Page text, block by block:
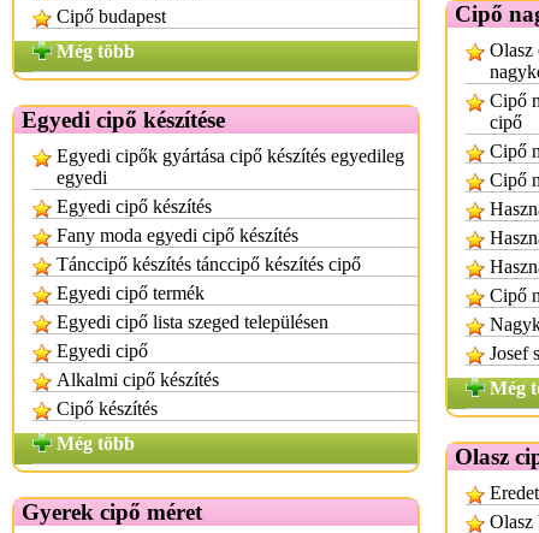
Cipő budapest
Még több
Egyedi cipő készítése
Egyedi cipők gyártása cipő készítés egyedileg
egyedi
Egyedi cipő készítés
Fany moda egyedi cipő készítés
Tánccipő készítés tánccipő készítés cipő
Egyedi cipő termék
Egyedi cipő lista szeged településen
Egyedi cipő
Alkalmi cipő készítés
Cipő készítés
Még több
Gyerek cipő méret
Cipő
Olasz
Cipő
cipő
Cipő
Cipő
Cipő
Josef
Még
Olasz
Olasz